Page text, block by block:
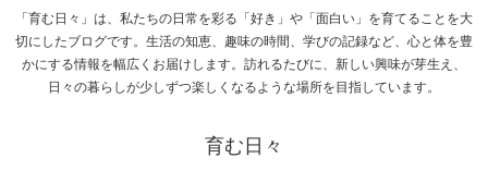
「育む日々」は、私たちの日常を彩る「好き」や「面白い」を育てることを大
切にしたブログです。生活の知恵、趣味の時間、学びの記録など、心と体を豊
かにする情報を幅広くお届けします。訪れるたびに、新しい興味が芽生え、
日々の暮らしが少しずつ楽しくなるような場所を目指しています。
育む日々